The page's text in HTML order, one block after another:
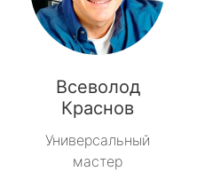
Всеволод
Краснов
Универсальный
мастер